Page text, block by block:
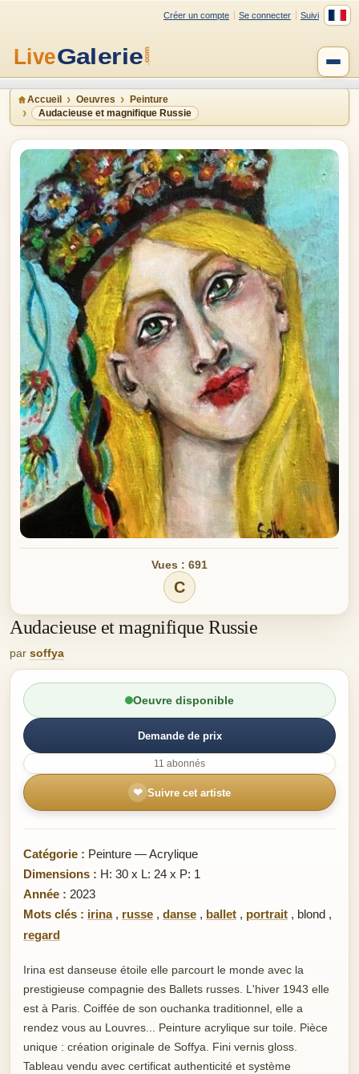
Créer un compte Se connecter Suivi
Accueil Oeuvres
Peinture
Audacieuse et magnifique Russie
Vues : 691
C
Audacieuse et magnifique Russie
par soffya
Oeuvre disponible
Demande de prix
11 abonnés
❤ Suivre cet artiste
Catégorie : Peinture — Acrylique
Dimensions : H: 30 x L: 24 x P: 1
Année : 2023
Mots clés : irina, russe , danse , ballet , portrait , blond ,
regard
Irina est danseuse étoile elle parcourt le monde avec la
prestigieuse compagnie des Ballets russes. L'hiver 1943 elle
est à Paris. Coiffée de son ouchanka traditionnel, elle a
rendez vous au Louvres... Peinture acrylique sur toile. Pièce
unique : création originale de Soffya. Fini vernis gloss.
Tableau vendu avec certificat authenticité et système